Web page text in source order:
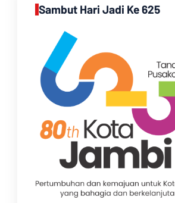
Sambut Hari Jadi Ke 625